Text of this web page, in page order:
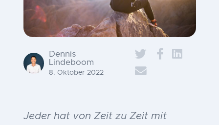
Dennis
Lindeboom
8. Oktober 2022
Jeder hat von Zeit zu Zeit mit